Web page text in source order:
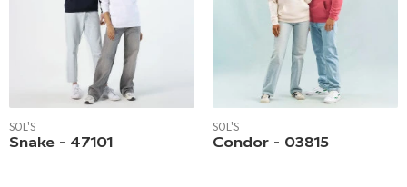
SOL'S
Snake - 47101
SOL'S
Condor - 03815